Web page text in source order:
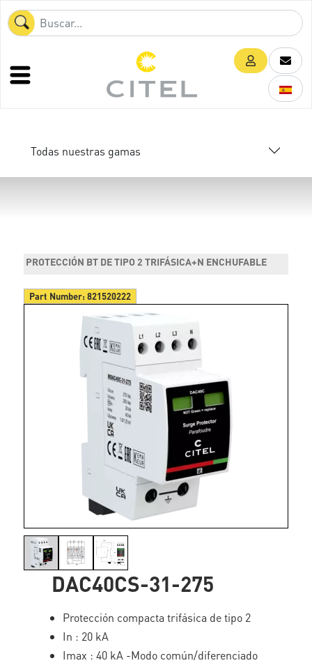
Todas nuestras gamas
PROTECCIÓN BT DE TIPO 2 TRIFÁSICA+N ENCHUFABLE
Part Number:821520222
DAC40CS-31-275
Protección compacta trifásica de tipo 2
In : 20 kA
Imax : 40 kA -Modo común/diferenciado